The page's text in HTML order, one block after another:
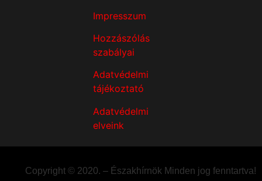
Impresszum
Hozzászólás
szabályai
Adatvédelmi
tájékoztató
Adatvédelmi
elveink
Copyright © 2020. – Északhírnök Minden jog fenntartva!